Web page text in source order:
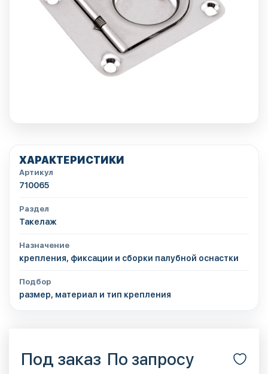
ХАРАКТЕРИСТИКИ
Артикул
710065
Раздел
Такелаж
Назначение
крепления, фиксации и сборки палубной оснастки
Подбор
размер, материал и тип крепления
Под заказ По запросу